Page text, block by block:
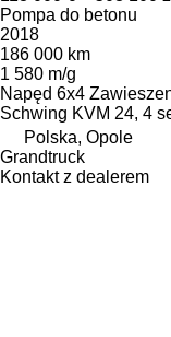
Pompa do betonu
2018
186 000 km
1 580 m/g
Napęd 6x4
Schwing KVM 24, 4
Polska, Opole
Grandtruck
Kontakt z dealerem